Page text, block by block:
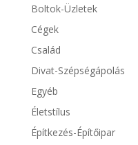
Boltok-Üzletek
Cégek
Család
Divat-Szépségápolás
Egyéb
Életstílus
Építkezés-Építőipar